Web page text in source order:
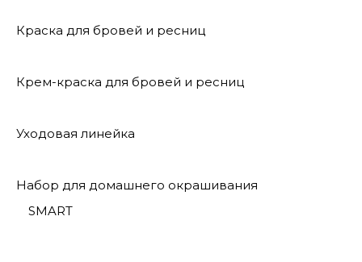
Краска для бровей и ресниц
Крем-краска для бровей и ресниц
Уходовая линейка
Набор для домашнего окрашивания
SMART